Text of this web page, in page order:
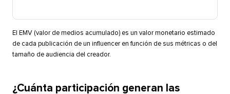
El EMV (valor de medios acumulado) es un valor monetario estimado
de cada publicación de un influencer en función de sus métricas o del
tamaño de audiencia del creador.​​
¿Cuánta participación generan las